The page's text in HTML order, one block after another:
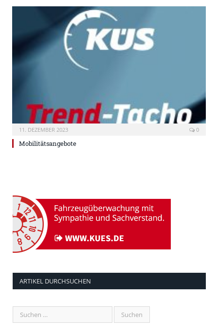
11. DEZEMBER 2023 0
Mobilitätsangebote
ARTIKEL DURCHSUCHEN